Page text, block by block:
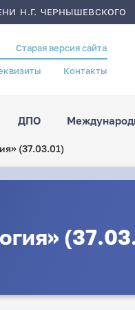
Н.Г. ЧЕРНЫШЕВСКОГО
Старая версия сайта
Контакты
ДПО
(37.03.01)